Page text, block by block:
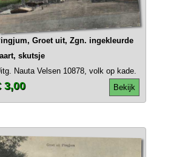
Groet uit, Zgn. ingekleurde
skutsje
Nauta Velsen 10878, volk op kade.
Bekijk
3,00